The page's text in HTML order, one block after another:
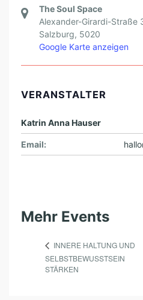
The Soul Space
Alexander-Girardi-Straße
Salzburg, 5020
Google Karte anzeigen
VERANSTALTER
Katrin Anna Hauser
Email:
Mehr Events
INNERE HALTUNG UND
SELBSTBEWUSSTSEIN
STÄRKEN